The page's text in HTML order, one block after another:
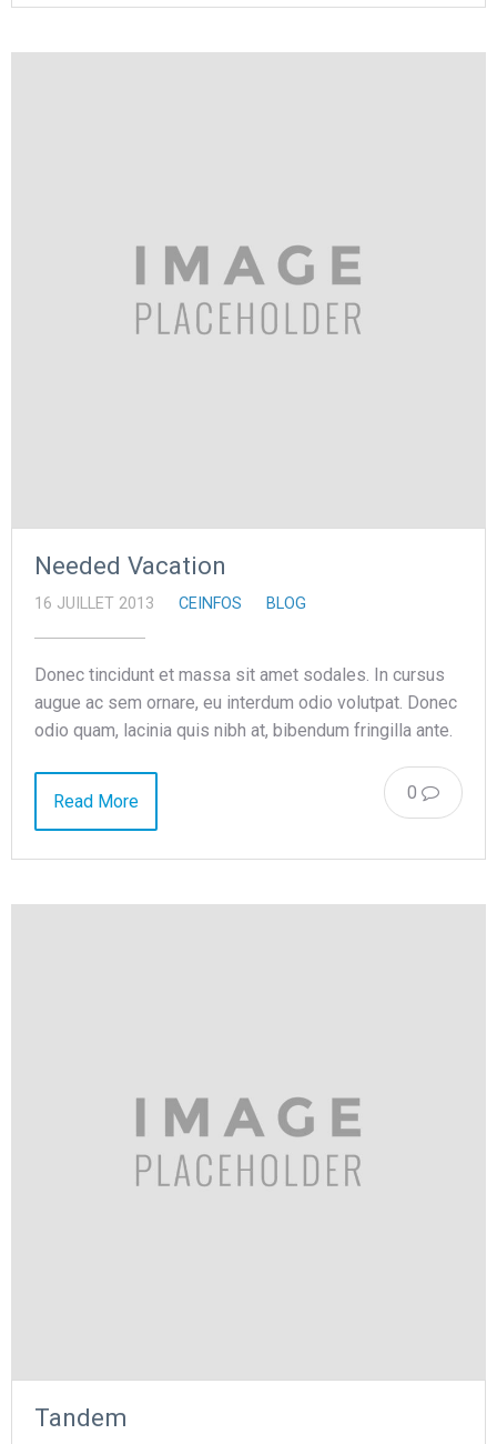
Needed Vacation
16 JUILLET 2013 CEINFOS BLOG
Donec tincidunt et massa sit amet sodales. In cursus
augue ac sem ornare, eu interdum odio volutpat. Donec
odio quam, lacinia quis nibh at, bibendum fringilla ante.
0
Read More
Tandem